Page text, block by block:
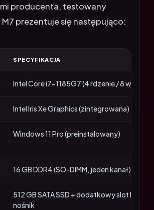
producenta, testowany
prezentuje się następująco:
SPECYFIKACJA
Intel Core i7-1185G7 (4 rdzenie / 8
Intel Iris Xe Graphics (zintegrowana)
Windows 11 Pro (preinstalowany)
16 GB DDR4 (SO-DIMM, jeden kanał)
512 GB SATA SSD + dodatkowy slot M.2
nośnik